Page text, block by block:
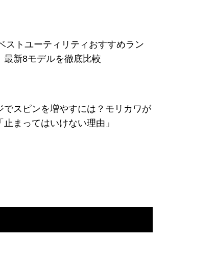
ストユーティリティおすすめラン
最新8モデルを徹底比較
でスピンを増やすには？モリカワが
止まってはいけない理由」